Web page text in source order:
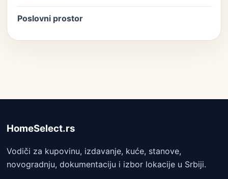
Poslovni prostor
HomeSelect.rs
Vodiči za kupovinu, izdavanje, kuće, stanove,
novogradnju, dokumentaciju i izbor lokacije u Srbiji.